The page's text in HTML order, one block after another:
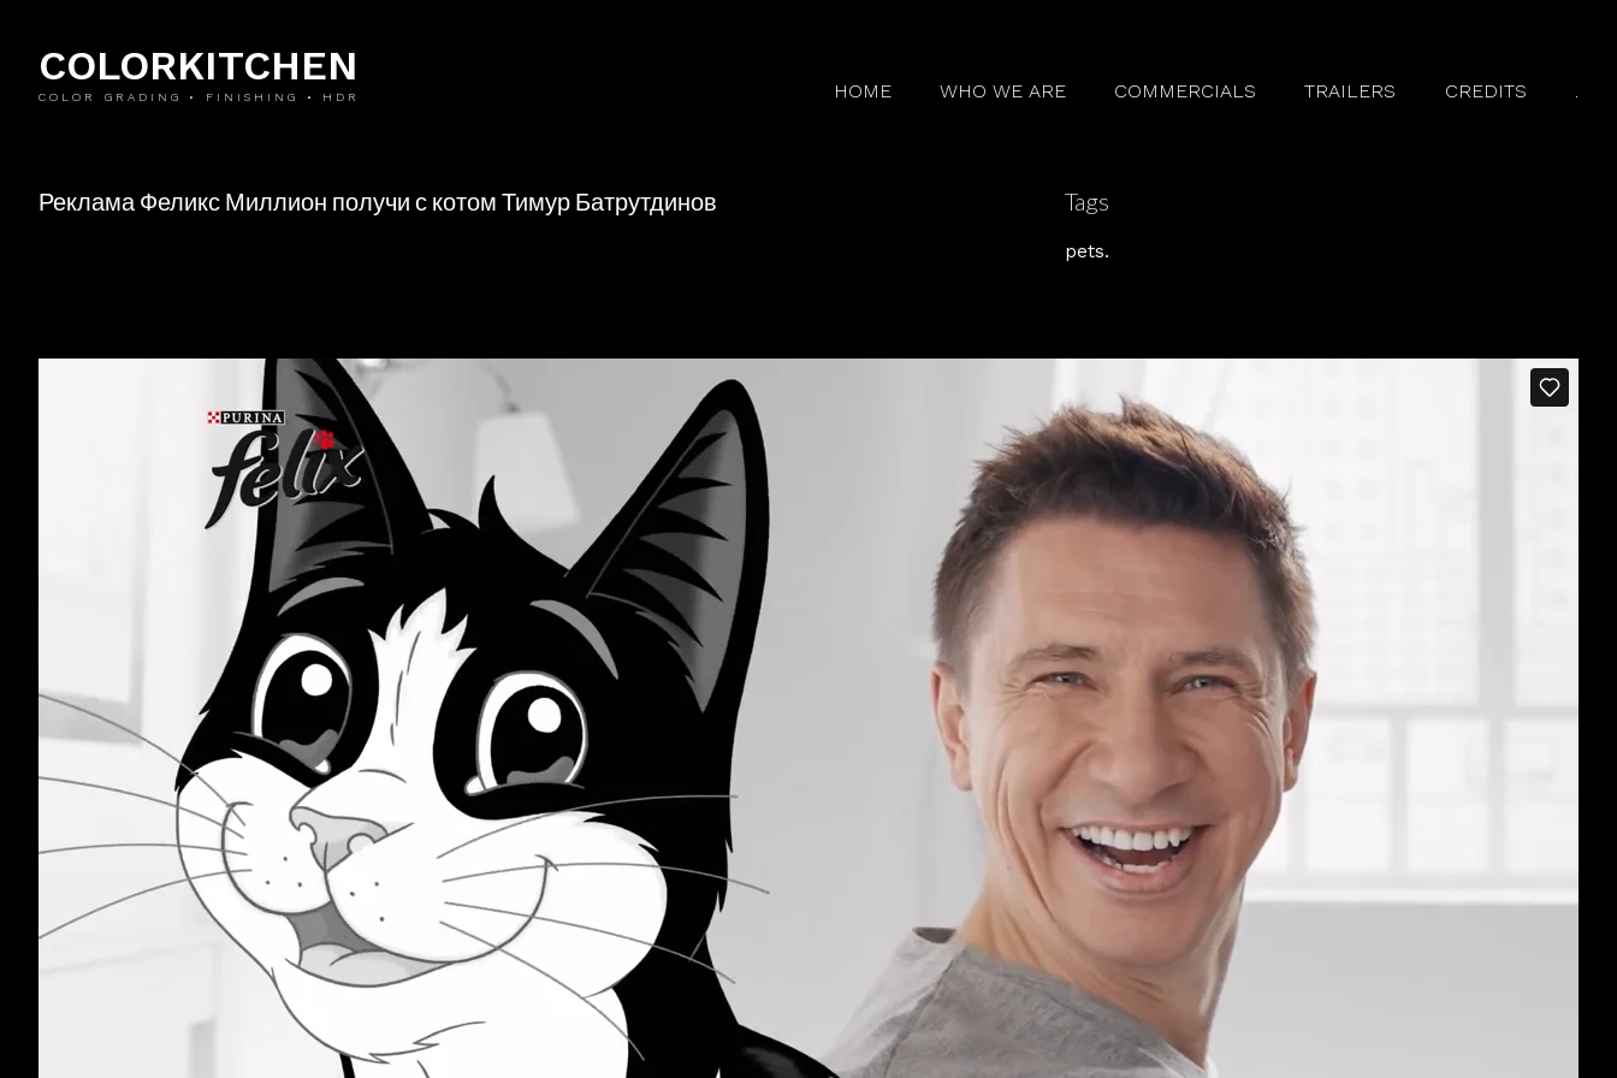
COLORKITCHEN
COLOR GRADING • FINISHING • HDR HOME WHO WE ARE COMMERCIALS TRAILERS CREDITS .
Реклама Феликс Миллион получи с котом Тимур Батрутдинов Tags
pets